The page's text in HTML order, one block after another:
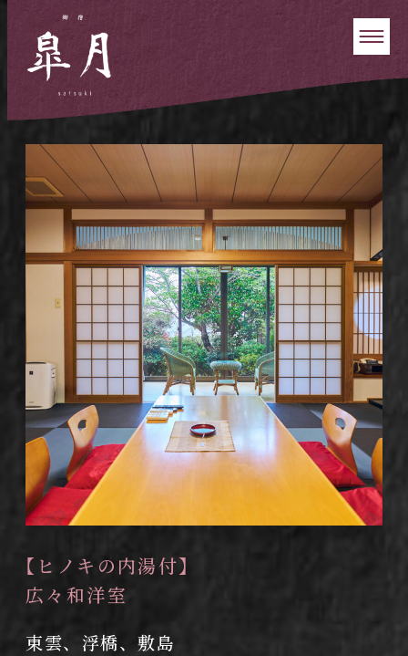
【ヒノキの内湯付】
広々和洋室
東雲、浮橋、敷島